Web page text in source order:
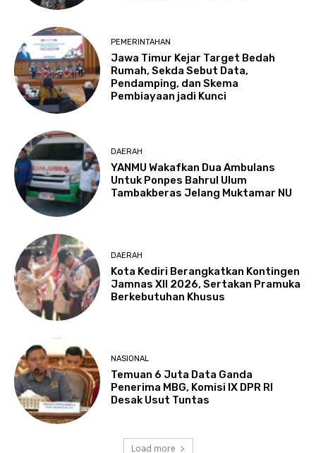
PEMERINTAHAN
Jawa Timur Kejar Target Bedah
Rumah, Sekda Sebut Data,
Pendamping, dan Skema
Pembiayaan jadi Kunci
DAERAH
YANMU Wakafkan Dua Ambulans
Untuk Ponpes Bahrul Ulum
Tambakberas Jelang Muktamar NU
DAERAH
Kota Kediri Berangkatkan Kontingen
Jamnas XII 2026, Sertakan Pramuka
Berkebutuhan Khusus
NASIONAL
Temuan 6 Juta Data Ganda
Penerima MBG, Komisi IX DPR RI
Desak Usut Tuntas
Load more